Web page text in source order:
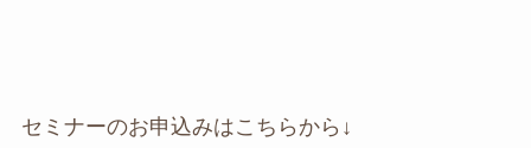
セミナーのお申込みはこちらから↓